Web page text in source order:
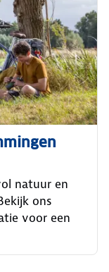
natuur en
ons
voor een